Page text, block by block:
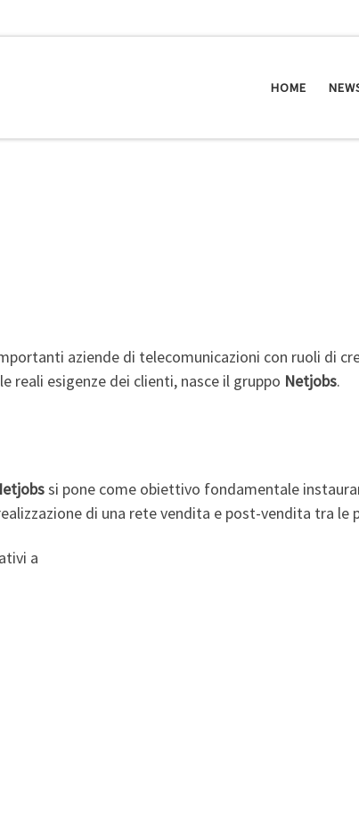
HOME
aziende di telecomunicazioni con ruoli di
reali esigenze dei clienti, nasce il gruppo Netjobs.
si pone come obiettivo fondamentale
di una rete vendita e post-vendita tra le
a